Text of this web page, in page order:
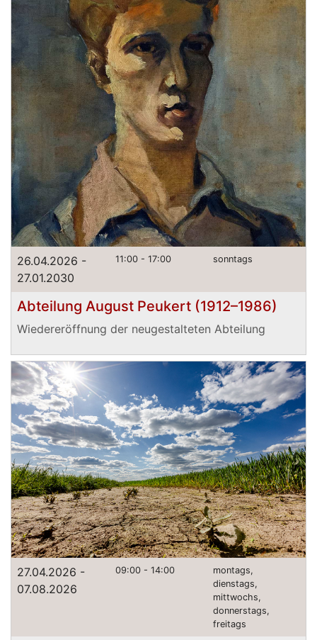
26.04.2026 -
27.01.2030
11:00 - 17:00 sonntags
Abteilung August Peukert (1912–1986)
Wiedereröffnung der neugestalteten Abteilung
27.04.2026 -
07.08.2026
09:00 - 14:00
montags,
dienstags,
mittwochs,
donnerstags,
freitags